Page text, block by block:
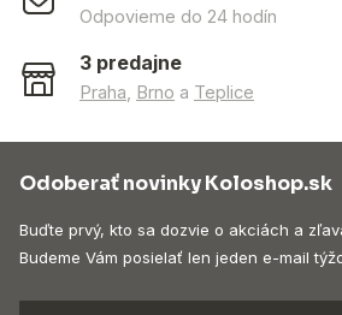
Odpovieme do 24 hodín
3 predajne
Praha Brno a Teplice
Odoberať novinky Koloshop.sk
Buďte prvý, kto sa dozvie o akciách a
Budeme Vám posielať len jeden e-mail